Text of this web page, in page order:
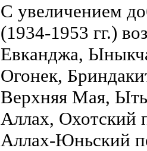
С увеличением
(1934-1953 гг.)
Евканджа,
Огонек,
Верхняя Мая,
Аллах, Охотский
Аллах-Юньский